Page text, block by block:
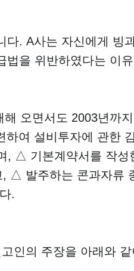
다. A사는 자신에게 빙
법을 위반하였다는 이
오면서도 2003년까지
여 설비투자에 관한
, △ 기본계약서를 작성
, △ 발주하는 콘과자류
.
인의 주장을 아래와 같